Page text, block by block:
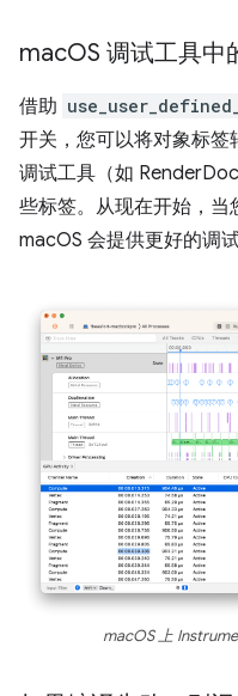
macOS 调试工具中
借助
开关，您可以将对象标签
调试工具（如
些标签。从现在开始，当
macOS 会提供更好的调
macOS 上